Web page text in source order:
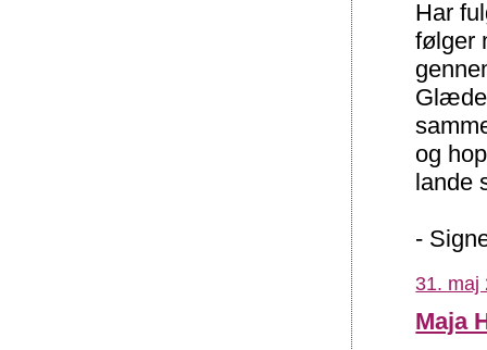
Har
følger
og
lande
-
31. maj
Maja